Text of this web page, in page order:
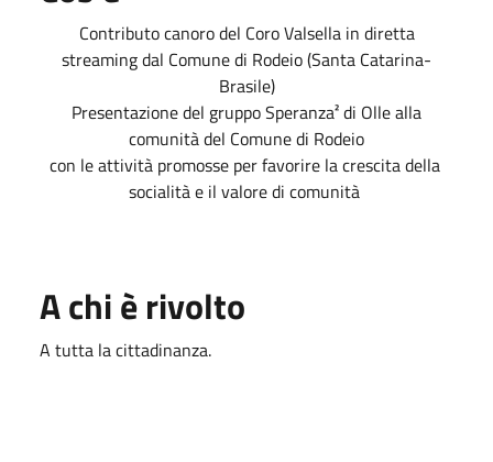
Contributo canoro del Coro Valsella in diretta
streaming dal Comune di Rodeio (Santa Catarina-
Brasile)
Presentazione del gruppo Speranza² di Olle alla
comunità del Comune di Rodeio
con le attività promosse per favorire la crescita della
socialità e il valore di comunità
A chi è rivolto
A tutta la cittadinanza.